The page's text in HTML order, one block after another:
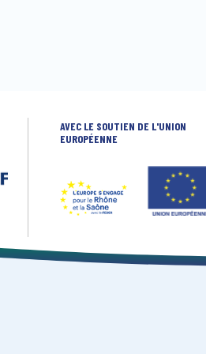
AVEC LE SOUTIEN DE L'UNION
EUROPÉENNE